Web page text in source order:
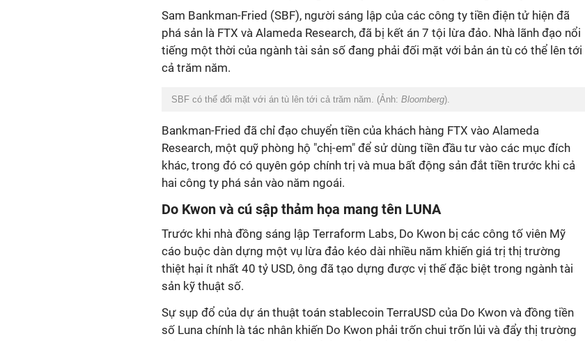
Sam Bankman-Fried (SBF), người sáng lập của các công ty tiền điện tử hiện đã
phá sản là FTX và Alameda Research, đã bị kết án 7 tội lừa đảo. Nhà lãnh đạo nổi
tiếng một thời của ngành tài sản số đang phải đối mặt với bản án tù có thể lên tới
cả trăm năm.
SBF có thể đối mặt với án tù lên tới cả trăm năm. (Ảnh: Bloomberg).
Bankman-Fried đã chỉ đạo chuyển tiền của khách hàng FTX vào Alameda
Research, một quỹ phòng hộ "chị-em" để sử dùng tiền đầu tư vào các mục đích
khác, trong đó có quyên góp chính trị và mua bất động sản đắt tiền trước khi cả
hai công ty phá sản vào năm ngoái.
Do Kwon và cú sập thảm họa mang tên LUNA
Trước khi nhà đồng sáng lập Terraform Labs, Do Kwon bị các công tố viên Mỹ
cáo buộc dàn dựng một vụ lừa đảo kéo dài nhiều năm khiến giá trị thị trường
thiệt hại ít nhất 40 tỷ USD, ông đã tạo dựng được vị thế đặc biệt trong ngành tài
sản kỹ thuật số.
Sự sụp đổ của dự án thuật toán stablecoin TerraUSD của Do Kwon và đồng tiền
số Luna chính là tác nhân khiến Do Kwon phải trốn chui trốn lủi và đẩy thị trường